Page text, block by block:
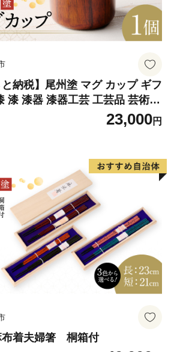
と納税】尾州塗 マグ カップ ギフ
漆 漆器 漆器工芸 工芸品 芸術性
菌性 美味しく安全な食事 手作り
つろぎ おうち時間 プレゼント
23,000円
布着夫婦箸 桐箱付